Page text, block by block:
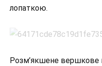
лопаткою.
Розм’якшене